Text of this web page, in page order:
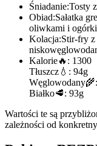
Śniadanie:Tosty
Obiad:Sałatka
oliwkami i
Kolacja:Stir-fry
Kalorie🔥: 1300
Tłuszcz 💧: 94g
Węglowodany🌾:
Białko🥩: 93g
Wartości te są
zależności od